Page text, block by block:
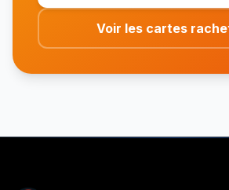
Voir les cartes